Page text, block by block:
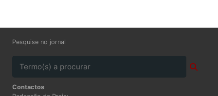
Pesquise no jornal
Contactos